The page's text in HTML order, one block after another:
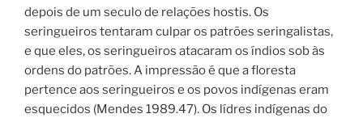
depois de um seculo de relações hostis. Os
seringueiros tentaram culpar os patrões seringalistas,
e que eles, os seringueiros atacaram os índios sob às
ordens do patrões. A impressão é que a floresta
pertence aos seringueiros e os povos indígenas eram
esquecidos (Mendes 1989.47). Os lídres indígenas do